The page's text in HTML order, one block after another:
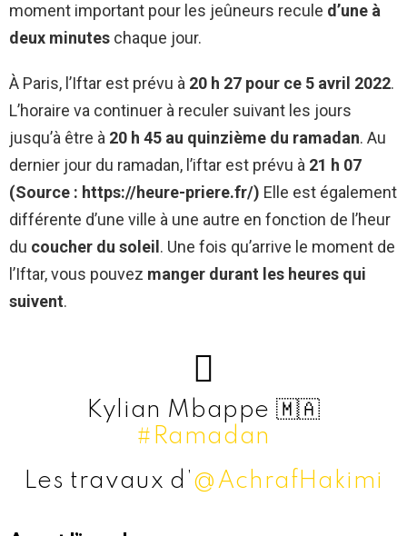
moment important pour les jeûneurs recule d’une à
deux minutes chaque jour.
À Paris, l’Iftar est prévu à 20 h 27 pour ce 5 avril 2022.
L’horaire va continuer à reculer suivant les jours
jusqu’à être à 20 h 45 au quinzième du ramadan. Au
dernier jour du ramadan, l’iftar est prévu à 21 h 07
(Source : https://heure-priere.fr/) Elle est également
différente d’une ville à une autre en fonction de l’heur
du coucher du soleil . Une fois qu’arrive le moment de
l’Iftar, vous pouvez manger durant les heures qui
suivent.
Kylian Mbappe 🇲🇦
#Ramadan
Les travaux d’@AchrafHakimi